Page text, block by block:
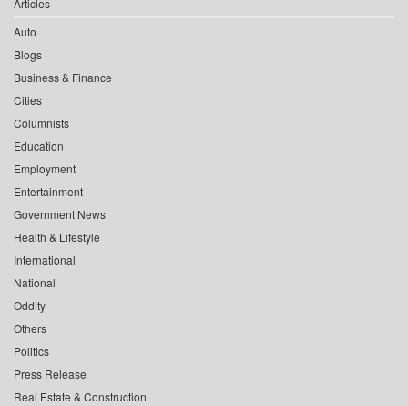
Articles
Auto
Blogs
Business & Finance
Cities
Columnists
Education
Employment
Entertainment
Government News
Health & Lifestyle
International
National
Oddity
Others
Politics
Press Release
Real Estate & Construction